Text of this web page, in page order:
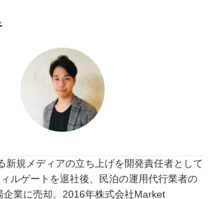
新規メディアの立ち上げを開発責任者として
ルゲートを退社後、民泊の運用代行業者の
企業に売却。2016年株式会社Market